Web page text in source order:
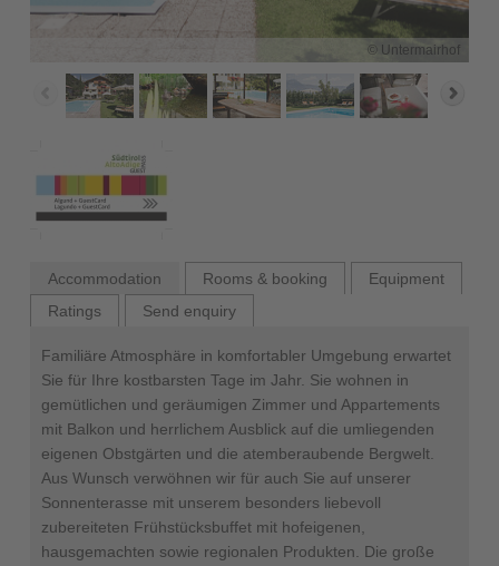
© Untermairhof
Accommodation Rooms & booking
Equipment
Ratings
Send enquiry
Familiäre Atmosphäre in komfortabler Umgebung erwartet
Sie für Ihre kostbarsten Tage im Jahr. Sie wohnen in
gemütlichen und geräumigen Zimmer und Appartements
mit Balkon und herrlichem Ausblick auf die umliegenden
eigenen Obstgärten und die atemberaubende Bergwelt.
Aus Wunsch verwöhnen wir für auch Sie auf unserer
Sonnenterasse mit unserem besonders liebevoll
zubereiteten Frühstücksbuffet mit hofeigenen,
hausgemachten sowie regionalen Produkten. Die große